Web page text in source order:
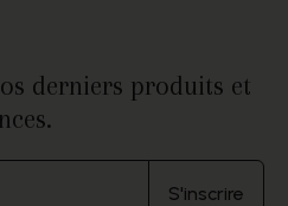
derniers produits et
S'inscrire